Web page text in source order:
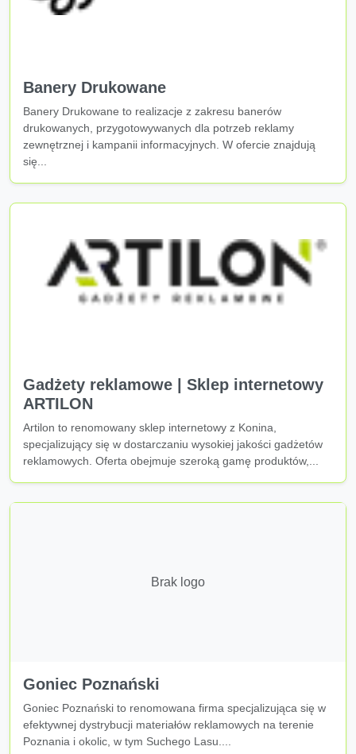
Banery Drukowane
Banery Drukowane to realizacje z zakresu banerów
drukowanych, przygotowywanych dla potrzeb reklamy
zewnętrznej i kampanii informacyjnych. W ofercie znajdują
się...
Gadżety reklamowe | Sklep internetowy
ARTILON
Artilon to renomowany sklep internetowy z Konina,
specjalizujący się w dostarczaniu wysokiej jakości gadżetów
reklamowych. Oferta obejmuje szeroką gamę produktów,...
Brak logo
Goniec Poznański
Goniec Poznański to renomowana firma specjalizująca się w
efektywnej dystrybucji materiałów reklamowych na terenie
Poznania i okolic, w tym Suchego Lasu....